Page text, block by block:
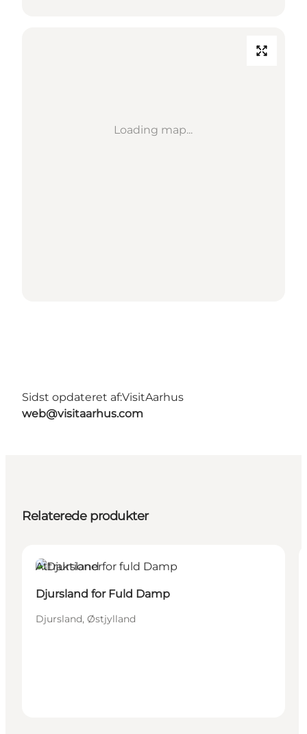
Loading map...
Sidst opdateret af:VisitAarhus
web@visitaarhus.com
Relaterede produkter
Attraktioner
Djursland for Fuld Damp
Djursland, Østjylland